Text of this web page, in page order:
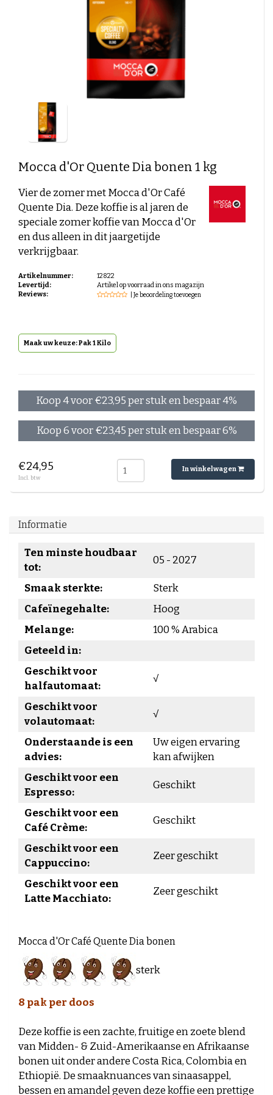
Mövenpick koffie
Nieuw in assortiment
Koffie korte THT
Koffie aanbieding
Arabica Koffie: De Milde, Aromatische Keuze
Robusta Koffie: Sterk, Krachtig en Vol van Smaak
Arabica en Robusta Blends: Krachtige smaak en
Sterkte boonsoort versus Smaakkracht
Bodem en Klimaat: Invloed op koffie smaak
Nieuwe verpakking – Dezelfde koffie?
Zakelijke klanten
Koffiemolen reinigen
Houdbaarheid
Bonen of voorgemalen koffie?
Zuurgraad van koffie
Koffierecepten
Koffiecocktails
Cold brewd koffie
IJskoffie
Espresso-rub
Peppermint Mocha
Laagjes Koffie
Nagerechten en gebak met Koffie
Mocca d'Or Quente Dia bonen 1 kg
Vier de zomer met Mocca d'Or Café
Quente Dia. Deze koffie is al jaren de
speciale zomer koffie van Mocca d'Or
en dus alleen in dit jaargetijde
verkrijgbaar.
Artikelnummer:
12822
Levertijd:
Artikel op voorraad in ons magazijn
Reviews:
| Je beoordeling toevoegen
Maak uw keuze: Pak 1 Kilo
Koop 4 voor €23,95 per stuk en bespaar 4%
Koop 6 voor €23,45 per stuk en bespaar 6%
€24,95
Incl. btw
In winkelwagen
Informatie
Ten minste houdbaar
tot:
05 - 2027
Smaak sterkte:
Sterk
Cafeïnegehalte:
Hoog
Melange:
100 % Arabica
Geteeld in:
Geschikt voor
halfautomaat:
√
Geschikt voor
volautomaat:
√
Onderstaande is een
advies:
Uw eigen ervaring
kan afwijken
Geschikt voor een
Espresso:
Geschikt
Geschikt voor een
Café Crème:
Geschikt
Geschikt voor een
Cappuccino:
Zeer geschikt
Geschikt voor een
Latte Macchiato:
Zeer geschikt
Mocca d'Or Café Quente Dia bonen
sterk
8 pak per doos
Deze koffie is een zachte, fruitige en zoete blend
van Midden- & Zuid-Amerikaanse en Afrikaanse
bonen uit onder andere Costa Rica, Colombia en
Ethiopië. De smaaknuances van sinaasappel,
bessen en amandel geven deze koffie een prettige